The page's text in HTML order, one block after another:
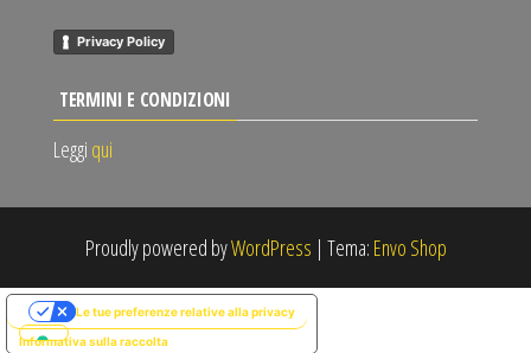
Privacy Policy
TERMINI E CONDIZIONI
Leggi qui
Proudly powered byWordPress | Tema: Envo Shop
Informativa sulla raccolta
Le tue preferenze relative alla privacy